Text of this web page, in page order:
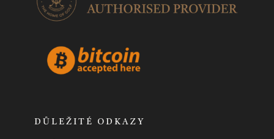
DŮLEŽITÉ ODKAZY